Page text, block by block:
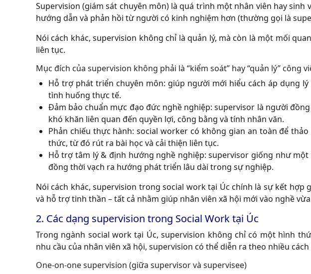
Supervision (giám sát chuyên môn) là quá trình một nhân viên hay
hướng dẫn và phản hồi từ người có kinh nghiệm hơn (thường gọi là
Nói cách khác, supervision không chỉ là quản lý, mà còn là một mối
liên tục.
Mục đích của supervision không phải là “kiểm soát” hay “quản lý” công
Hỗ trợ phát triển chuyên môn: giúp người mới hiểu cách áp dụng
tình huống thực tế.
Đảm bảo chuẩn mực đạo đức nghề nghiệp: supervisor là người
khó khăn liên quan đến quyền lợi, công bằng và tính nhân văn.
Phản chiếu thực hành: social worker có không gian an toàn để
thức, từ đó rút ra bài học và cải thiện liên tục.
Hỗ trợ tâm lý & định hướng nghề nghiệp: supervisor giống như
đồng thời vạch ra hướng phát triển lâu dài trong sự nghiệp.
Nói cách khác, supervision trong social work tại Úc chính là sự kết hợp
và hỗ trợ tinh thần – tất cả nhằm giúp nhân viên xã hội mới vào nghề
2. Các dạng supervision trong Social Work tại Úc
Trong ngành social work tại Úc, supervision không chỉ có một hình
nhu cầu của nhân viên xã hội, supervision có thể diễn ra theo nhiều
One-on-one supervision (giữa supervisor và supervisee)